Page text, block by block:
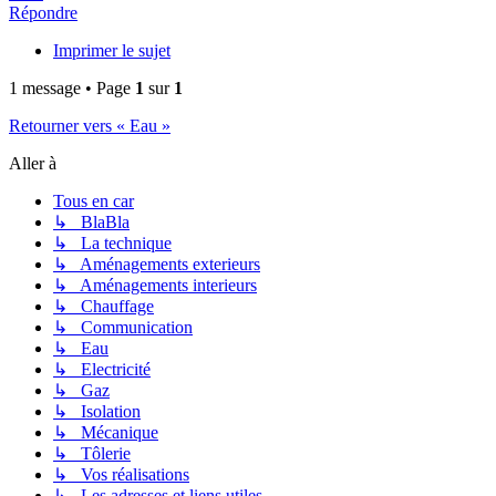
Répondre
Imprimer le sujet
1 message • Page 1 sur 1
Retourner vers « Eau »
Aller à
Tous en car
↳ BlaBla
↳ La technique
↳ Aménagements exterieurs
↳ Aménagements interieurs
↳ Chauffage
↳ Communication
↳ Eau
↳ Electricité
↳ Gaz
↳ Isolation
↳ Mécanique
↳ Tôlerie
↳ Vos réalisations